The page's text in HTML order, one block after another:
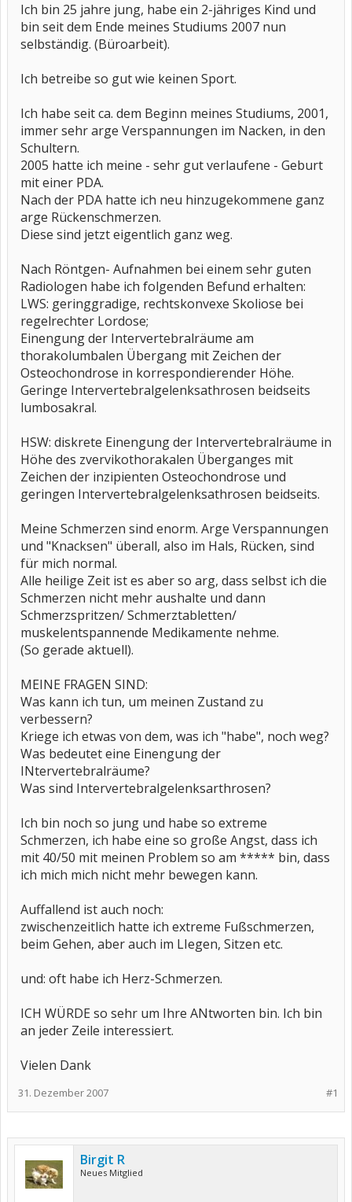
Ich bin 25 jahre jung, habe ein 2-jähriges Kind und
bin seit dem Ende meines Studiums 2007 nun
selbständig. (Büroarbeit).
Ich betreibe so gut wie keinen Sport.
Ich habe seit ca. dem Beginn meines Studiums, 2001,
immer sehr arge Verspannungen im Nacken, in den
Schultern.
2005 hatte ich meine - sehr gut verlaufene - Geburt
mit einer PDA.
Nach der PDA hatte ich neu hinzugekommene ganz
arge Rückenschmerzen.
Diese sind jetzt eigentlich ganz weg.
Nach Röntgen- Aufnahmen bei einem sehr guten
Radiologen habe ich folgenden Befund erhalten:
LWS: geringgradige, rechtskonvexe Skoliose bei
regelrechter Lordose;
Einengung der Intervertebralräume am
thorakolumbalen Übergang mit Zeichen der
Osteochondrose in korrespondierender Höhe.
Geringe Intervertebralgelenksathrosen beidseits
lumbosakral.
HSW: diskrete Einengung der Intervertebralräume in
Höhe des zvervikothorakalen Überganges mit
Zeichen der inzipienten Osteochondrose und
geringen Intervertebralgelenksathrosen beidseits.
Meine Schmerzen sind enorm. Arge Verspannungen
und "Knacksen" überall, also im Hals, Rücken, sind
für mich normal.
Alle heilige Zeit ist es aber so arg, dass selbst ich die
Schmerzen nicht mehr aushalte und dann
Schmerzspritzen/ Schmerztabletten/
muskelentspannende Medikamente nehme.
(So gerade aktuell).
MEINE FRAGEN SIND:
Was kann ich tun, um meinen Zustand zu
verbessern?
Kriege ich etwas von dem, was ich "habe", noch weg?
Was bedeutet eine Einengung der
INtervertebralräume?
Was sind Intervertebralgelenksarthrosen?
Ich bin noch so jung und habe so extreme
Schmerzen, ich habe eine so große Angst, dass ich
mit 40/50 mit meinen Problem so am ***** bin, dass
ich mich mich nicht mehr bewegen kann.
Auffallend ist auch noch:
zwischenzeitlich hatte ich extreme Fußschmerzen,
beim Gehen, aber auch im LIegen, Sitzen etc.
und: oft habe ich Herz-Schmerzen.
ICH WÜRDE so sehr um Ihre ANtworten bin. Ich bin
an jeder Zeile interessiert.
Vielen Dank
#1
31. Dezember 2007
Birgit R
Neues Mitglied